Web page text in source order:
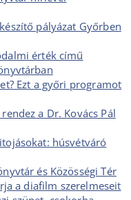
pályázat Győrben
érték című
Ezt a győri programot
a Dr. Kovács Pál
húsvétváró
és Közösségi Tér
a diafilm szerelmeseit